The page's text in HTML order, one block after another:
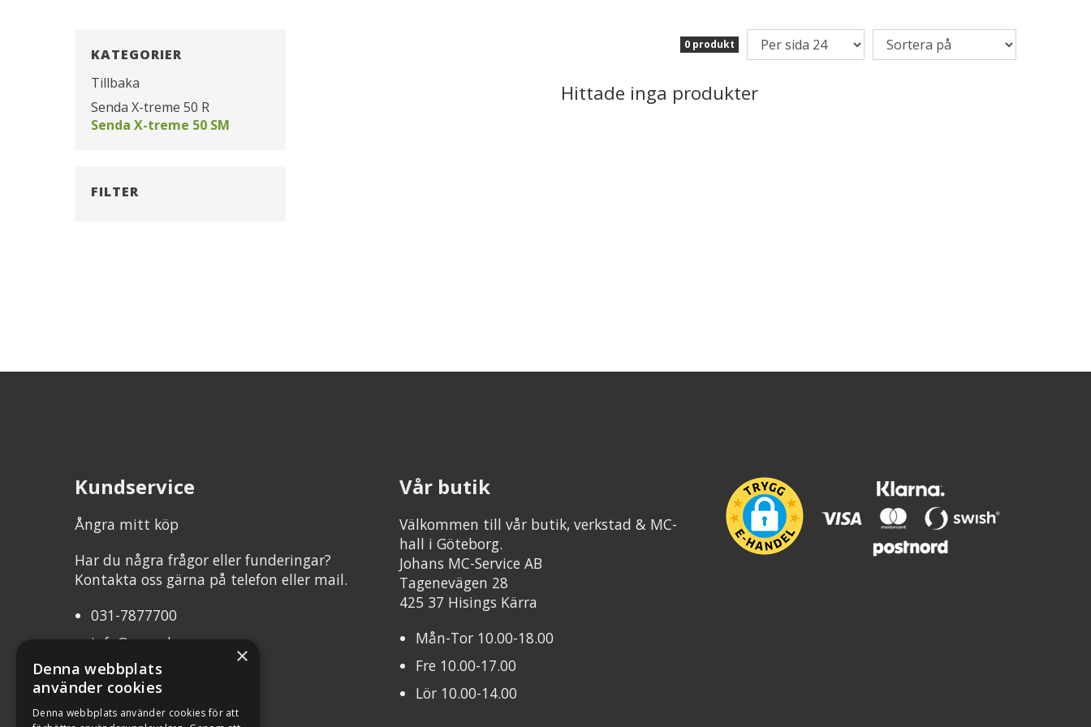
KATEGORIER
Tillbaka
Senda X-treme 50 R
Senda X-treme 50 SM
FILTER
0 produkt
Hittade inga produkter
Kundservice
Ångra mitt köp
Har du några frågor eller funderingar?
Kontakta oss gärna på telefon eller mail.
031-7877700
info@mcweb.se
Mån-Tor 10.00-17.00
Fre 10.00-17.00
Vår butik
Välkommen till vår butik, verkstad & MC-
hall i Göteborg.
Johans MC-Service AB
Tagenevägen 28
425 37 Hisings Kärra
Mån-Tor 10.00-18.00
Fre 10.00-17.00
Lör 10.00-14.00
×
Denna webbplats
använder cookies
Denna webbplats använder cookies för att